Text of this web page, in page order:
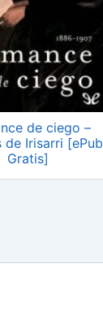
de ciego –
de Irisarri [ePub
Gratis]